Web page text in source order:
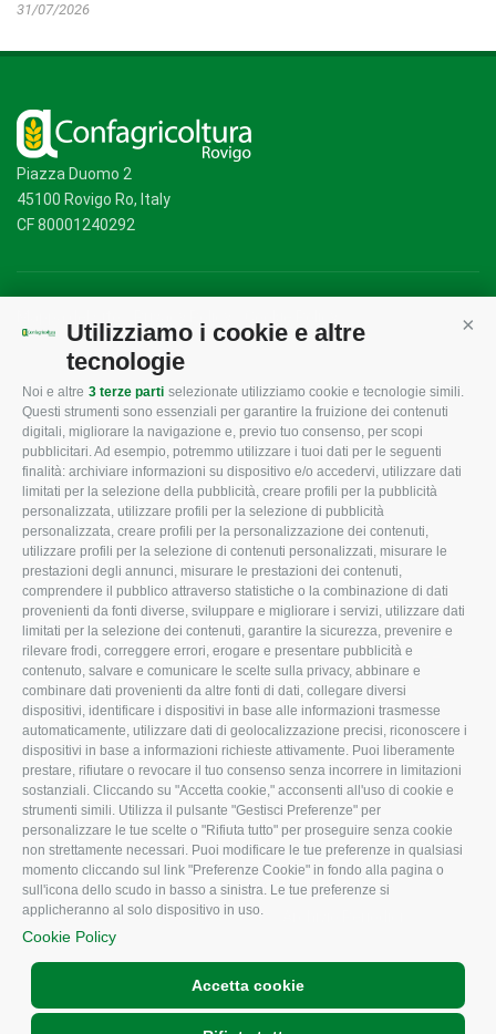
Utilizziamo i cookie e altre
tecnologie
Noi e altre 3 terze parti selezionate utilizziamo cookie e tecnologie simili.
Questi strumenti sono essenziali per garantire la fruizione dei contenuti
digitali, migliorare la navigazione e, previo tuo consenso, per scopi
pubblicitari. Ad esempio, potremmo utilizzare i tuoi dati per le seguenti
finalità: archiviare informazioni su dispositivo e/o accedervi, utilizzare dati
limitati per la selezione della pubblicità, creare profili per la pubblicità
personalizzata, utilizzare profili per la selezione di pubblicità
personalizzata, creare profili per la personalizzazione dei contenuti,
utilizzare profili per la selezione di contenuti personalizzati, misurare le
prestazioni degli annunci, misurare le prestazioni dei contenuti,
comprendere il pubblico attraverso statistiche o la combinazione di dati
provenienti da fonti diverse, sviluppare e migliorare i servizi, utilizzare dati
limitati per la selezione dei contenuti, garantire la sicurezza, prevenire e
rilevare frodi, correggere errori, erogare e presentare pubblicità e
contenuto, salvare e comunicare le scelte sulla privacy, abbinare e
combinare dati provenienti da altre fonti di dati, collegare diversi
dispositivi, identificare i dispositivi in base alle informazioni trasmesse
automaticamente, utilizzare dati di geolocalizzazione precisi, riconoscere i
dispositivi in base a informazioni richieste attivamente. Puoi liberamente
prestare, rifiutare o revocare il tuo consenso senza incorrere in limitazioni
sostanziali. Cliccando su "Accetta cookie," acconsenti all'uso di cookie e
strumenti simili. Utilizza il pulsante "Gestisci Preferenze" per
personalizzare le tue scelte o "Rifiuta tutto" per proseguire senza cookie
non strettamente necessari. Puoi modificare le tue preferenze in qualsiasi
momento cliccando sul link "Preferenze Cookie" in fondo alla pagina o
sull'icona dello scudo in basso a sinistra. Le tue preferenze si
applicheranno al solo dispositivo in uso.
Cookie Policy
Accetta cookie
31/07/2026
Piazza Duomo 2
45100 Rovigo Ro, Italy
CF 80001240292
CONFAGRICOLTURA
ROVIGO
L'Associazione
Missione e Progetto
Organigramma aziendale
I Nostri Servizi
Uffici della Sede
provinciale
Le Sedi di Zona
Agricoltori S.r.l.
Whistleblowing
Confagricoltura Rovigo e
Agricoltori srl
CONFAGRICOLTURA
INFORMA
Tecnico
Fiscale
Lavoro
Ambiente
Associazione
CONFAGRICOLTURA
ATTIVA
Notizie in evidenza
Eventi
Comunicati Stampa
Video
Iscrizione Newsletter
Newsletter